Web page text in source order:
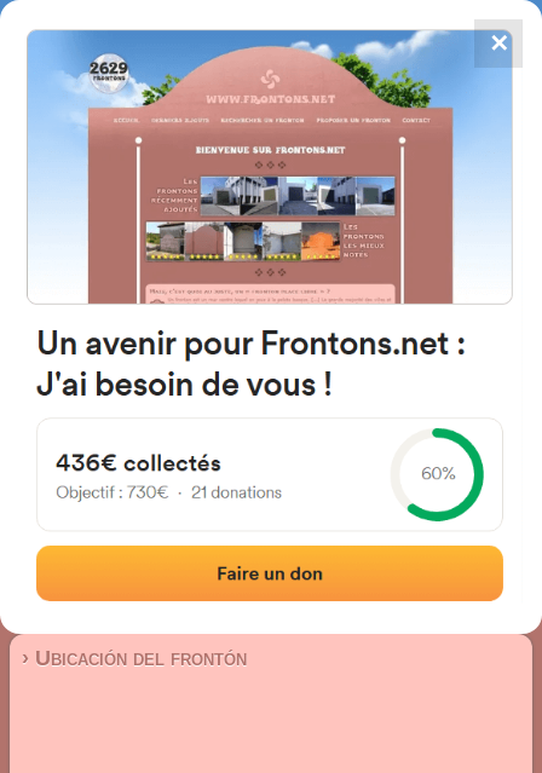
FRONTONS.NET
BUSCAR UN FRONTÓN
AÑADIR UN FRONTÓN
4784
frontones
31660 Valcarlos, Navarra
Barrio Gaindola 112 España
Frontón de pared izquierda
Localización|Fotos|Comentarios y reseñas
› Ubicación del frontón
✕